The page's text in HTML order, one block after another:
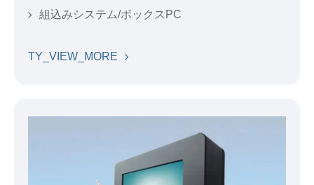
組込みシステム/ボックスPC
TY_VIEW_MORE